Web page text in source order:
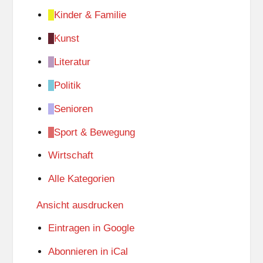
Kinder & Familie
Kunst
Literatur
Politik
Senioren
Sport & Bewegung
Wirtschaft
Alle Kategorien
Ansicht ausdrucken
Eintragen in Google
Abonnieren in iCal